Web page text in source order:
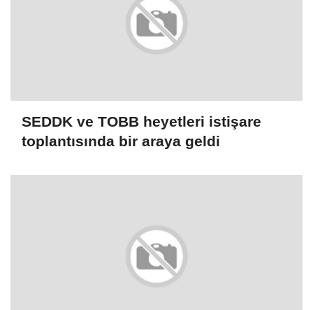
SEDDK ve TOBB heyetleri istişare
toplantısında bir araya geldi